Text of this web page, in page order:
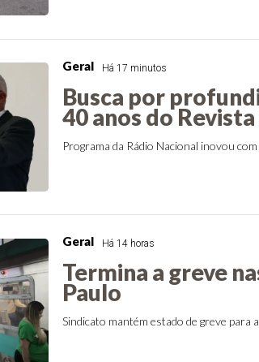
Geral Há 17 minutos
Busca por
40 anos do
Programa da Rádio Nacional inovou
Geral Há 14 horas
Termina a greve
Paulo
Sindicato mantém estado de greve para